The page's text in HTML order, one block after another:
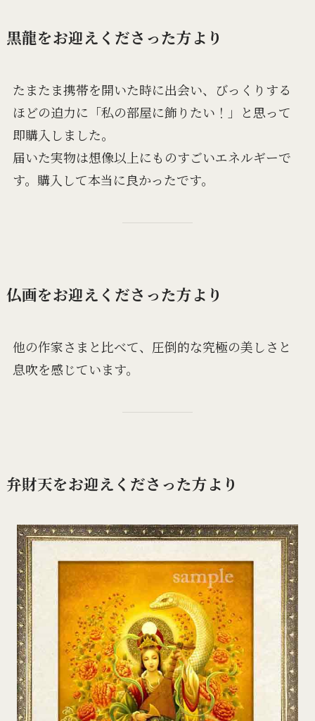
黒龍をお迎えくださった方より
たまたま携帯を開いた時に出会い、びっくりする
ほどの迫力に「私の部屋に飾りたい！」と思って
即購入しました。
届いた実物は想像以上にものすごいエネルギーで
す。購入して本当に良かったです。
仏画をお迎えくださった方より
他の作家さまと比べて、圧倒的な究極の美しさと
息吹を感じています。
弁財天をお迎えくださった方より